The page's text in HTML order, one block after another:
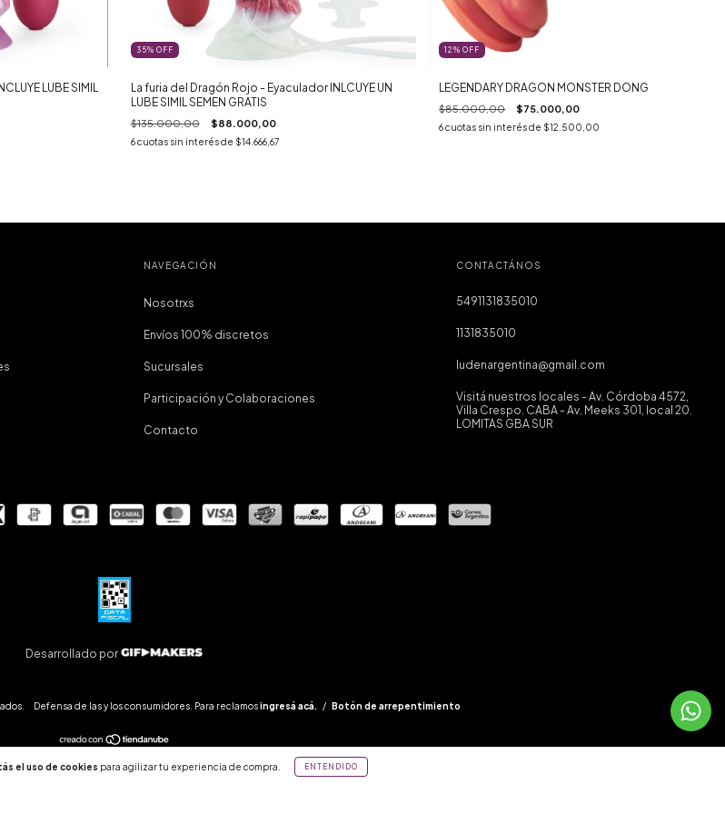
el uso de cookies para agilizar tu experiencia de compra. ENTENDIDO
LUBE SIMIL
35% OFF
La furia del Dragón Rojo - Eyaculador INLCUYE UN
LUBE SIMIL SEMEN GRATIS
$135.000,00 $88.000,00
6 cuotas sin interés de $14.666,67
12%OFF
LEGENDARY DRAGON MONSTER DONG
$85.000,00 $75.000,00
6cuotas sin interés de $12.500,00
NAVEGACIÓN
Nosotrxs
Envíos 100% discretos
Sucursales
Participación y Colaboraciones
Contacto
CONTACTÁNOS
5491131835010
1131835010
ludenargentina@gmail.com
Visitá nuestros locales - Av. Córdoba 4572,
Villa Crespo. CABA - Av. Meeks 301, local 20.
LOMITAS GBA SUR
Desarrollado por
Defensa de las y los consumidores. Para reclamosingresá acá. / Botón de arrepentimiento